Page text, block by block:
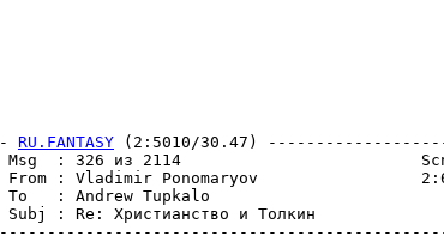
- RU.FANTASY (2:5010/30.47)
Msg  : 326 из 2114
From : Vladimir Ponomaryov
To   : Andrew Tupkalo
Subj : Re: